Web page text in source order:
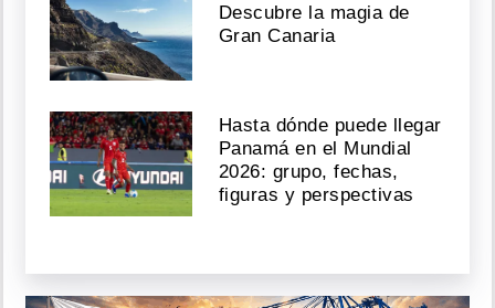
Descubre la magia de
Gran Canaria
Hasta dónde puede llegar
Panamá en el Mundial
2026: grupo, fechas,
figuras y perspectivas